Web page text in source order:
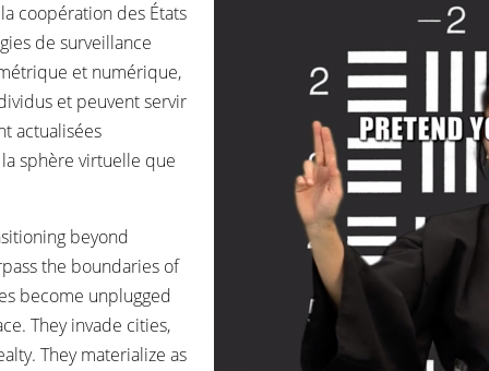
coopération des États
de surveillance
et numérique,
et peuvent servir
actualisées
sphère virtuelle que
beyond
the boundaries of
become unplugged
They invade cities,
They materialize as